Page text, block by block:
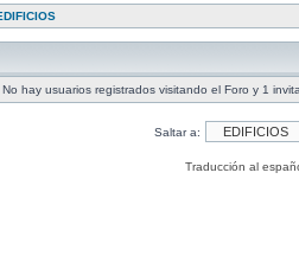
hay usuarios registrados visitando el Foro y 1
Saltar a:
Traducción al